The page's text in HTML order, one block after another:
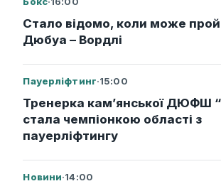
Стало відомо, коли може
Дюбуа – Вордлі
Пауерліфтинг·15:00
Тренерка кам’янської ДЮФШ
стала чемпіонкою області з
пауерліфтингу
Новини·14:00